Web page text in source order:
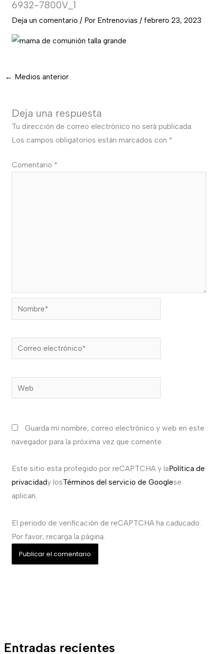
Entradas recientes
6932-7800V_1
Deja un comentario / Por Entrenovias / febrero 23, 2023
← Medios anterior
Deja una respuesta
Tu dirección de correo electrónico no será publicada.
Los campos obligatorios están marcados con *
Comentario *
Nombre*
Correo
electrónico*
Web
Guarda mi nombre, correo electrónico y web en este
navegador para la próxima vez que comente.
Este sitio esta protegido por reCAPTCHA y laPolítica de
privacidady losTérminos del servicio de Googlese
aplican.
El periodo de verificación de reCAPTCHA ha caducado.
Por favor, recarga la página.